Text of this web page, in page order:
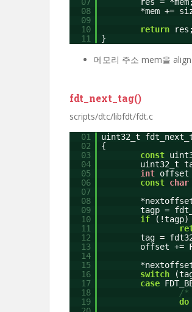
07
res = *mem;
08
*mem +=
09
10
return
res;
11
}
메모리 주소 mem을
fdt_next_tag()
scripts/dtc/libfdt/fdt.c
01 uint32_t
02
{
03
const
04
uint32_t
05
int
06
const char
07
08
*nextoffset
09
tagp =
10
if
(!tagp)
11
12
tag =
13
offset +=
14
15
*nextoffset
16
switch
17
case
18
/*
19
do